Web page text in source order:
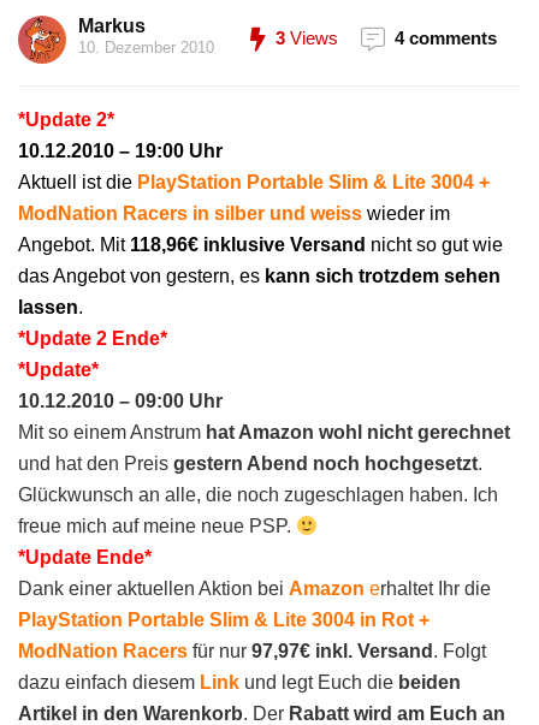
Markus
10. Dezember 2010 3 Views 4 comments
*Update 2*
10.12.2010 – 19:00 Uhr
Aktuell ist die PlayStation Portable Slim & Lite 3004 +
ModNation Racers in silber und weiss wieder im
Angebot. Mit 118,96€ inklusive Versand nicht so gut wie
das Angebot von gestern, es kann sich trotzdem sehen
lassen.
*Update 2 Ende*
*Update*
10.12.2010 – 09:00 Uhr
Mit so einem Anstrum hat Amazon wohl nicht gerechnet
und hat den Preis gestern Abend noch hochgesetzt.
Glückwunsch an alle, die noch zugeschlagen haben. Ich
freue mich auf meine neue PSP.
*Update Ende*
Dank einer aktuellen Aktion bei Amazon erhaltet Ihr die
PlayStation Portable Slim & Lite 3004 in Rot +
ModNation Racers für nur 97,97€ inkl. Versand . Folgt
dazu einfach diesem Link und legt Euch die beiden
Artikel in den Warenkorb. Der Rabatt wird am Euch an